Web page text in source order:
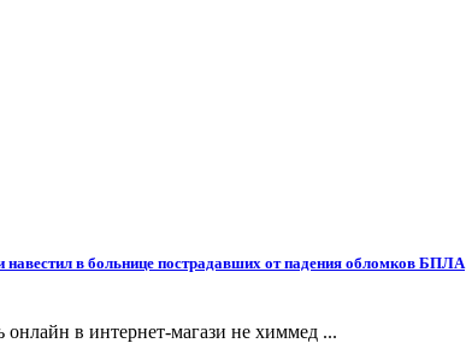
в больнице пострадавших от падения обломков БПЛА
в интернет-магази не химмед ...